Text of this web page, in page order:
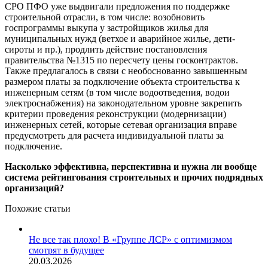
СРО ПФО уже выдвигали предложения по поддержке
строительной отрасли, в том числе: возобновить
госпрограммы выкупа у застройщиков жилья для
муниципальных нужд (ветхое и аварийное жилье, дети-
сироты и пр.), продлить действие постановления
правительства №1315 по пересчету цены госконтрактов.
Также предлагалось в связи с необоснованно завышенным
размером платы за подключение объекта строительства к
инженерным сетям (в том числе водоотведения, водои
электроснабжения) на законодательном уровне закрепить
критерии проведения реконструкции (модернизации)
инженерных сетей, которые сетевая организация вправе
предусмотреть для расчета индивидуальной платы за
подключение.
Насколько эффективна, перспективна и нужна ли вообще
система рейтингования строительных и прочих подрядных
организаций?
Похожие статьи
Не все так плохо! В «Группе ЛСР» с оптимизмом
смотрят в будущее
20.03.2026